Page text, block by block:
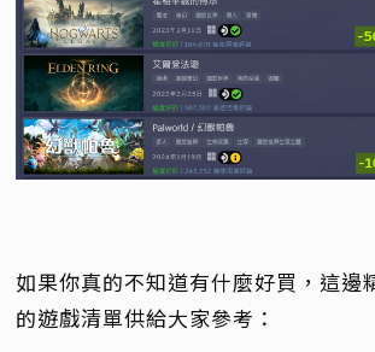
如果你真的不知道有什麼好買，這邊
的遊戲清單供給大家參考：